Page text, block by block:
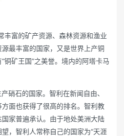
丰富的矿产资源、森林资源和渔业
最丰富的国家，又是世界上产铜
铜矿王国”之美誉。境内的阿塔卡马
硝石的国家。智利在新闻自由、
面也获得了很高的排名。智利教
家普遍承认。由于地处美洲大陆
，智利人常称自己的国家为“天涯